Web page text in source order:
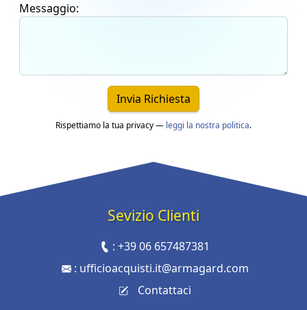
Messaggio:
Invia Richiesta
Rispettiamo la tua privacy — leggi la nostra politica.
Sevizio Clienti
:+39 06 657487381
: ufficioacquisti.it@armagard.com
Contattaci